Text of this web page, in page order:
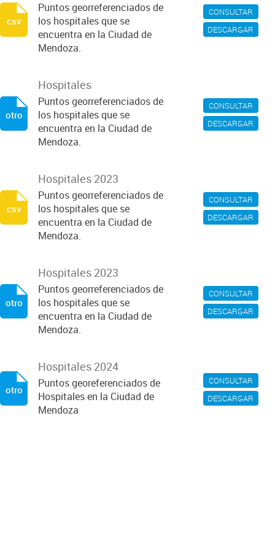
CONSULTAR
DESCARGAR
Puntos georreferenciados de
los hospitales que se
encuentra en la Ciudad de
Mendoza.
csv
CONSULTAR
DESCARGAR
Hospitales
Puntos georreferenciados de
los hospitales que se
encuentra en la Ciudad de
Mendoza.
otro
CONSULTAR
DESCARGAR
Hospitales 2023
Puntos georreferenciados de
los hospitales que se
encuentra en la Ciudad de
Mendoza.
csv
CONSULTAR
DESCARGAR
Hospitales 2023
Puntos georreferenciados de
los hospitales que se
encuentra en la Ciudad de
Mendoza.
otro
CONSULTAR
DESCARGAR
Hospitales 2024
Puntos georeferenciados de
Hospitales en la Ciudad de
Mendoza
otro